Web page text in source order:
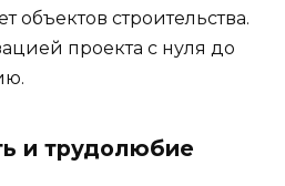
объектов строительства.
проекта с нуля до
и трудолюбие